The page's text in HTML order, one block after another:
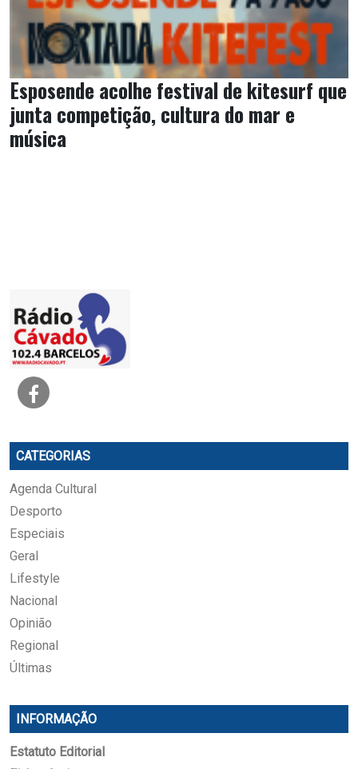
Esposende acolhe festival de kitesurf que
junta competição, cultura do mar e
música
CATEGORIAS
Agenda Cultural
Desporto
Especiais
Geral
Lifestyle
Nacional
Opinião
Regional
Últimas
INFORMAÇÃO
Estatuto Editorial